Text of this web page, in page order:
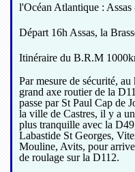
l'Océan Atlantique :
Départ 16h Assas, la
Itinéraire du B.R.M
Par mesure de sécurité,
grand axe routier de la
passe par St Paul Cap de
la ville de Castres, il y a
plus tranquille avec la
Labastide St Georges,
Mouline, Avits, pour
de roulage sur la D112.